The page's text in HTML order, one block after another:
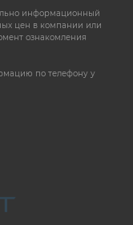
информационный
цен в компании или
ознакомления
по телефону у